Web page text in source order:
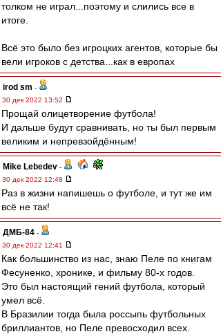
толком не играл...поэтому и слились все в
итоге.
Всё это было без игроцких агентов, которые бы
вели игроков с детства...как в европах
irod sm -
30 дек 2022 13:52
Прощай олицетворение футбола!
И дальше будут сравнивать, но ты был первым
великим и непревзойдённым!
Mike Lebedev -
30 дек 2022 12:48
Раз в жизни напишешь о футболе, и тут же им
всё не так!
ДМБ-84 -
30 дек 2022 12:41
Как большинство из нас, знаю Пеле по книгам
Фесуненко, хронике, и фильму 80-х годов.
Это был настоящий гений футбола, который
умел всё.
В Бразилии тогда была россыпь футбольных
бриллиантов, но Пеле превосходил всех.